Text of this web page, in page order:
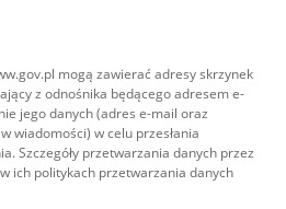
mogą zawierać adresy skrzynek
z odnośnika będącego adresem e-
jego danych (adres e-mail oraz
wiadomości) w celu przesłania
Szczegóły przetwarzania danych przez
ich politykach przetwarzania danych